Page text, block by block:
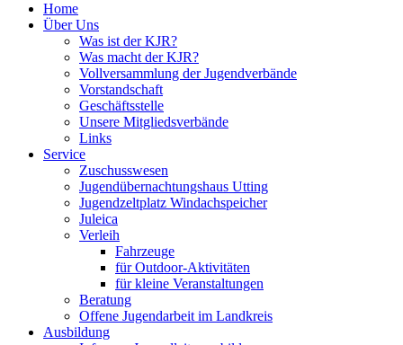
Home
Über Uns
Was ist der KJR?
Was macht der KJR?
Vollversammlung der Jugendverbände
Vorstandschaft
Geschäftsstelle
Unsere Mitgliedsverbände
Links
Service
Zuschusswesen
Jugendübernachtungshaus Utting
Jugendzeltplatz Windachspeicher
Juleica
Verleih
Fahrzeuge
für Outdoor-Aktivitäten
für kleine Veranstaltungen
Beratung
Offene Jugendarbeit im Landkreis
Ausbildung